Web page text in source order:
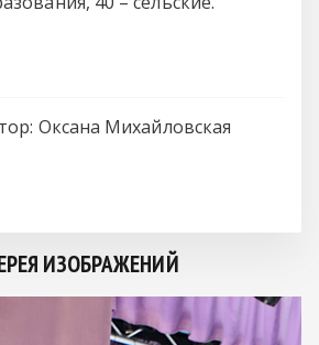
Оксана Михайловская
ИЗОБРАЖЕНИЙ